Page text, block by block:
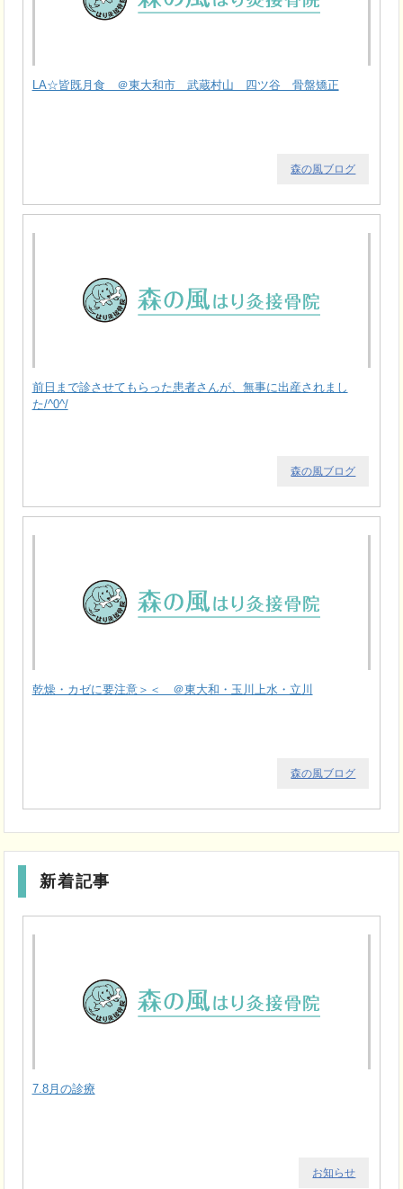
LA☆皆既月食 ＠東大和市 武蔵村山 四ツ谷 骨盤矯正
森の風ブログ
前日まで診させてもらった患者さんが、無事に出産されまし
た/^0^/
森の風ブログ
乾燥・カゼに要注意＞＜ ＠東大和・玉川上水・立川
森の風ブログ
新着記事
7.8月の診療
お知らせ